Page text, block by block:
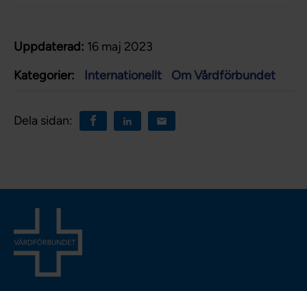
Uppdaterad: 16 maj 2023
Kategorier:
Internationellt Om Vårdförbundet
Dela sidan: